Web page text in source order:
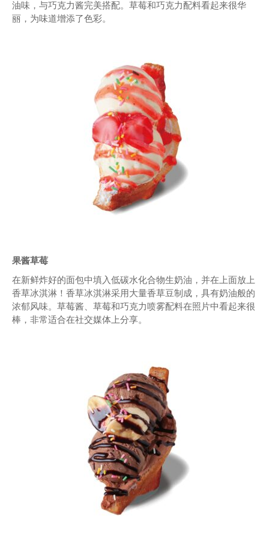
油味，与巧克力酱完美搭配。草莓和巧克力配料看起来很华
丽，为味道增添了色彩。
果酱草莓
在新鲜炸好的面包中填入低碳水化合物生奶油，并在上面放上
香草冰淇淋！香草冰淇淋采用大量香草豆制成，具有奶油般的
浓郁风味。草莓酱、草莓和巧克力喷雾配料在照片中看起来很
棒，非常适合在社交媒体上分享。